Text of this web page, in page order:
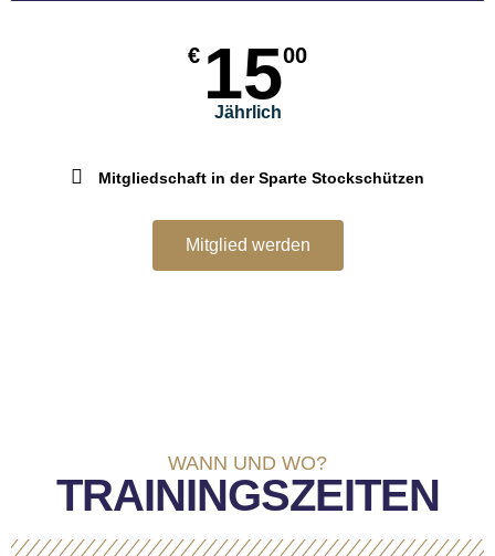
€ 1500
Jährlich
Mitgliedschaft in der Sparte Stockschützen
Mitglied werden
WANN UND WO?
TRAININGSZEITEN